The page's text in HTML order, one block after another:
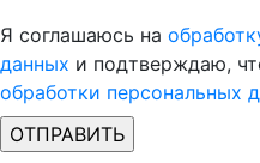
Я соглашаюсь на
данных и подтверждаю,
обработки персональных